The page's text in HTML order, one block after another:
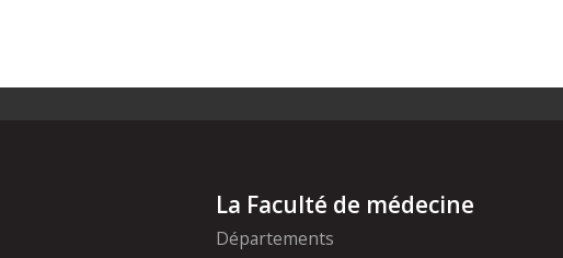
La Faculté de médecine
Départements